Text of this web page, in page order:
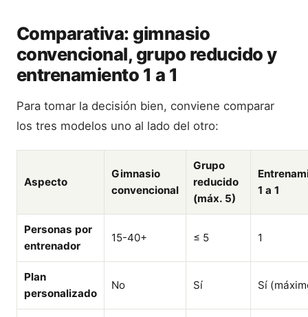
Comparativa: gimnasio
convencional, grupo reducido y
entrenamiento 1 a 1
Para tomar la decisión bien, conviene comparar
los tres modelos uno al lado del otro:
Aspecto
Gimnasio
convencional
Grupo
reducido
(máx. 5)
1 a 1
Personas por
entrenador
15-40+ ≤ 5 1
Plan
personalizado
No Sí Sí